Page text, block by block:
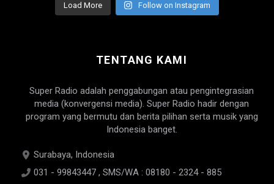
Load More Follow on Instagram
TENTANG KAMI
Super Radio adalah penggabungan atau pengintegrasian
media (konvergensi media). Super Radio hadir dengan
program yang bermutu dan berita pilihan serta musik yang
Indonesia banget.
Surabaya, Indonesia
031 - 99843447 , SMS/WA : 08180 - 2324 - 885